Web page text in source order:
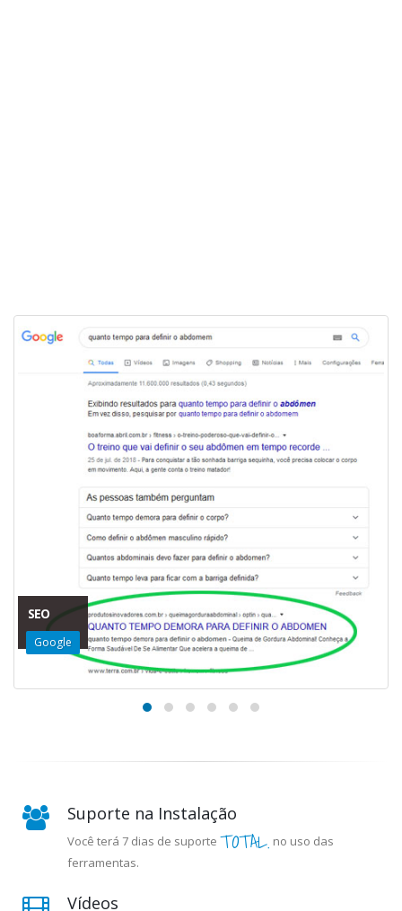
SEO
Google
Suporte na Instalação
Você terá 7 dias de suporte TOTAL. no uso das
ferramentas.
Vídeos